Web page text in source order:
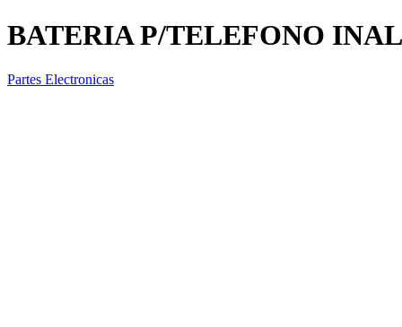
BATERIA P/TELEFONO
Partes Electronicas